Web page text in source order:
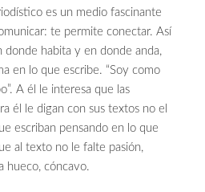
es un medio fascinante
te permite conectar. Así
donde habita y en donde anda,
en lo que escribe. “Soy como
A él le interesa que las
él le digan con sus textos no el
escriban pensando en lo que
al texto no le falte pasión,
hueco, cóncavo.